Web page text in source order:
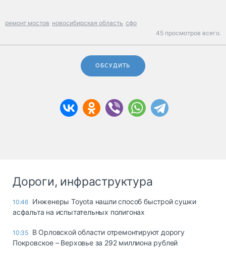
ремонт мостов новосибирская область сфо
45 просмотров всего.
ОБСУДИТЬ
Дороги, инфраструктура
10:46 Инженеры Toyota нашли способ быстрой сушки
асфальта на испытательных полигонах
10:35 В Орловской области отремонтируют дорогу
Покровское – Верховье за 292 миллиона рублей